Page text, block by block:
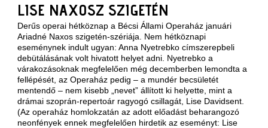
LISE NAXOSZ SZIGETÉN
Derűs operai hétköznap a Bécsi Állami Operaház januári
Ariadné Naxos szigetén-szériája. Nem hétköznapi
eseménynek indult ugyan: Anna Nyetrebko címszerepbeli
debütálásának volt hivatott helyet adni. Nyetrebko a
várakozásoknak megfelelően még decemberben lemondta a
fellépését, az Operaház pedig – a mundér becsületét
mentendő – nem kisebb „nevet” állított ki helyette, mint a
drámai szoprán-repertoár ragyogó csillagát, Lise Davidsent.
(Az operaház homlokzatán az adott előadást beharangozó
neonfények ennek megfelelően hirdetik az eseményt: Lise